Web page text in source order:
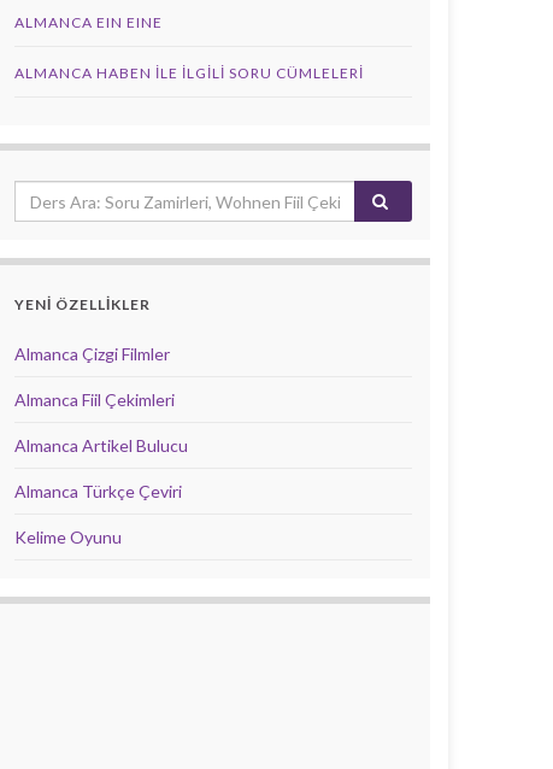
ALMANCA EIN EINE
ALMANCA HABEN İLE İLGILI SORU CÜMLELERI
YENİ ÖZELLİKLER
Almanca Çizgi Filmler
Almanca Fiil Çekimleri
Almanca Artikel Bulucu
Almanca Türkçe Çeviri
Kelime Oyunu